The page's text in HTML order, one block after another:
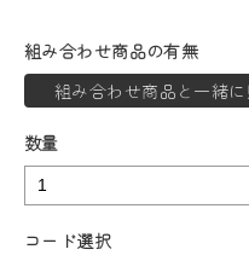
組み合わせ商品の有無
組み合わせ商品と一緒
数量
コード選択